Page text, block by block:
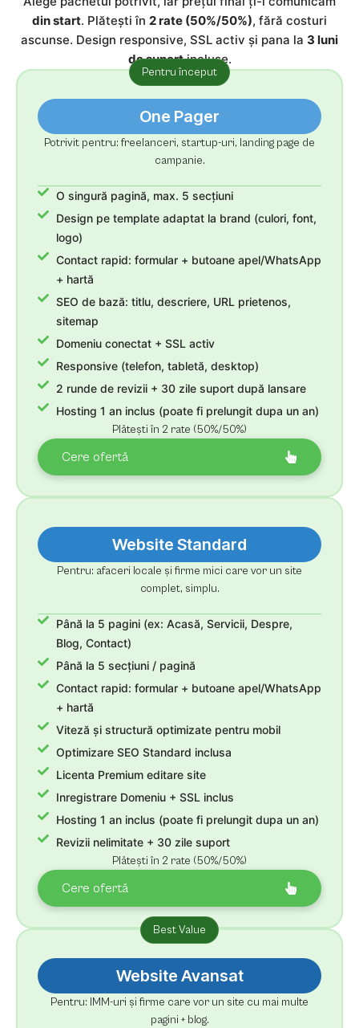
din start. Plătești în 2 rate (50%/50%), fără costuri
ascunse. Design responsive, SSL activ și pana la 3 luni
de suportincluse.
One Pager
Potrivit pentru: freelanceri, startup-uri, landing page de
campanie.
Pentru început
O singură pagină, max. 5 secțiuni
Design pe template adaptat la brand (culori, font,
logo)
Contact rapid: formular + butoane apel/WhatsApp
+ hartă
SEO de bază: titlu, descriere, URL prietenos,
sitemap
Domeniu conectat + SSL activ
Responsive (telefon, tabletă, desktop)
2 runde de revizii + 30 zile suport după lansare
Hosting 1 an inclus (poate fi prelungit dupa un an)
Plătești în 2 rate (50%/50%)
Cere ofertă
Website Standard
Pentru: afaceri locale și firme mici care vor un site
complet, simplu.
Până la 5 pagini (ex: Acasă, Servicii, Despre,
Blog, Contact)
Până la 5 secțiuni / pagină
Contact rapid: formular + butoane apel/WhatsApp
+ hartă
Viteză și structură optimizate pentru mobil
Optimizare SEO Standard inclusa
Licenta Premium editare site
Inregistrare Domeniu + SSL inclus
Hosting 1 an inclus (poate fi prelungit dupa un an)
Revizii nelimitate + 30 zile suport
Plătești în 2 rate (50%/50%)
Cere ofertă
Website Avansat
Pentru: IMM-uri și firme care vor un site cu mai multe
pagini + blog.
Best Value